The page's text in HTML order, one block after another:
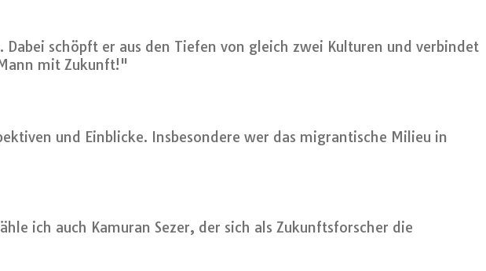
schöpft er aus den Tiefen von gleich zwei Kulturen und verbindet
mit Zukunft!"
und Einblicke. Insbesondere wer das migrantische Milieu in
ich auch Kamuran Sezer, der sich als Zukunftsforscher die